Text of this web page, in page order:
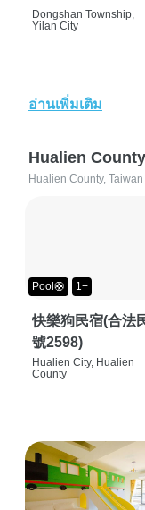
Dongshan Township,
Yilan City
อ่านเพิ่มเติม
Hualien County
Hualien County, Taiwan
Pool🛟 1+
快樂狗民宿(合法
號2598)
Hualien City, Hualien
County